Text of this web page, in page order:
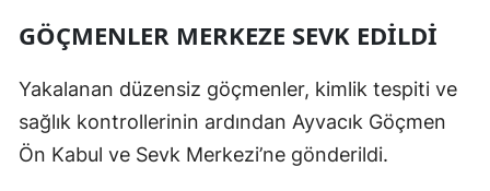
GÖÇMENLER MERKEZE SEVK EDILDI
Yakalanan düzensiz göçmenler, kimlik tespiti ve
sağlık kontrollerinin ardından Ayvacık Göçmen
Ön Kabul ve Sevk Merkezi’ne gönderildi.